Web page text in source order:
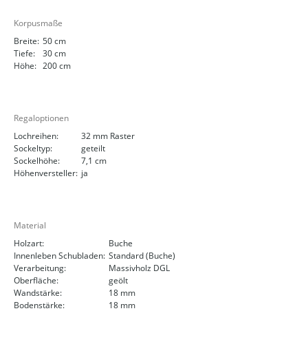
Korpusmaße
Breite: 50 cm
Tiefe:
30 cm
Höhe: 200 cm
Regaloptionen
Lochreihen:
32 mm Raster
Sockeltyp:
geteilt
Sockelhöhe:
7,1 cm
Höhenversteller: ja
Material
Holzart:
Buche
Innenleben Schubladen: Standard (Buche)
Verarbeitung:
Massivholz DGL
Oberfläche:
geölt
Wandstärke:
18 mm
Bodenstärke:
18 mm